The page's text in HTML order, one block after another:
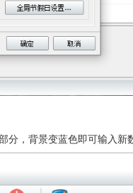
分，背景变蓝色即可输入新